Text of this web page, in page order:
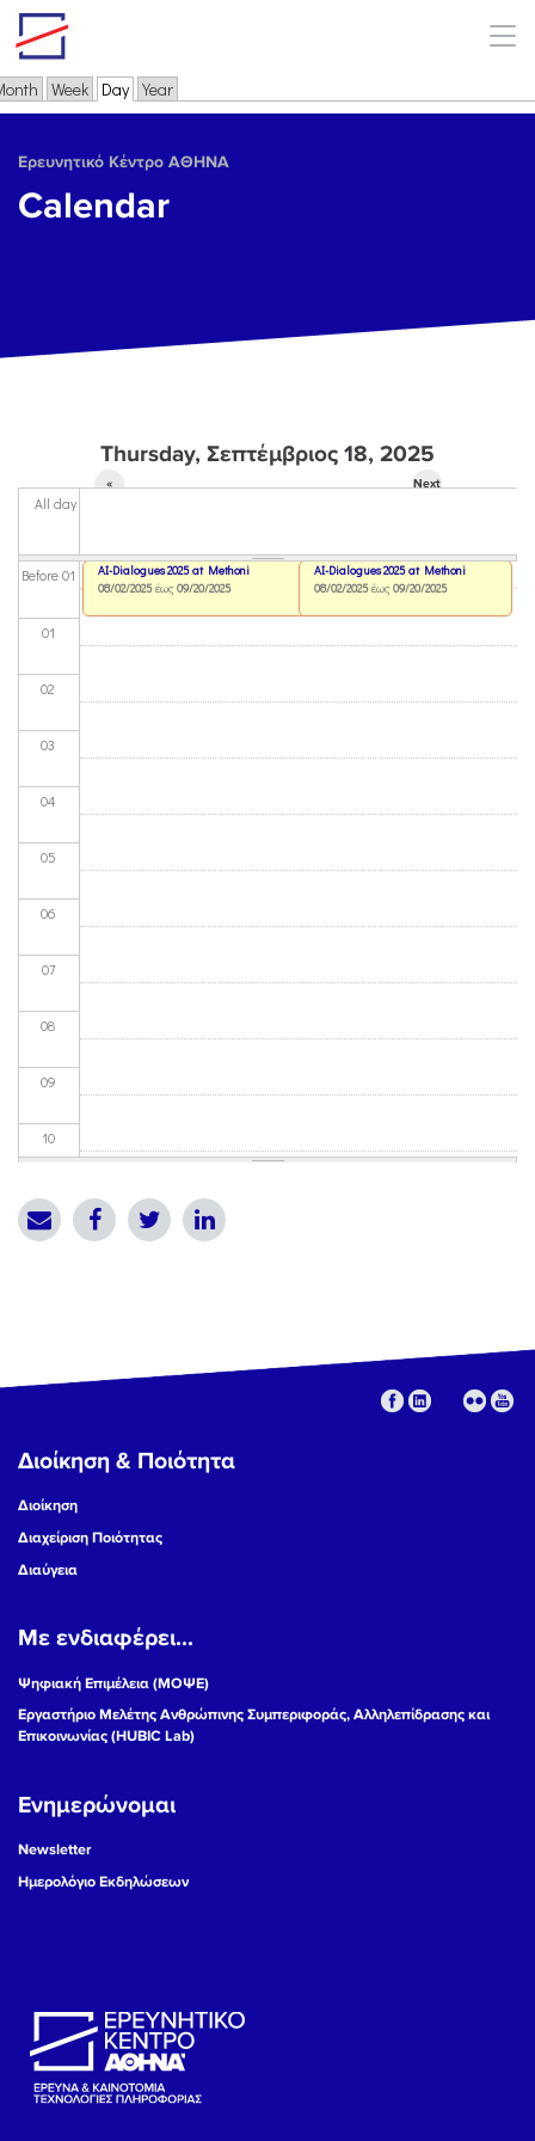
Skip to main content
Primary tabs
Week Day(active tab)
Year
Ερευνητικό Κέντρο ΑΘΗΝΑ
Calendar
Thursday, Σεπτέμβριος 18, 2025
«
Next
All day
Before 01
01
02
03
04
05
06
07
08
09
10
16
17
19
22
AI-Dialogues 2025 at Methoni
08/02/2025έως 09/20/2025
AI-Dialogues 2025 at Methoni
08/02/2025έως 09/20/2025
Διοίκηση & Ποιότητα
Διοίκηση
Διαχείριση Ποιότητας
Διαύγεια
Με ενδιαφέρει...
Ψηφιακή Επιμέλεια (ΜΟΨΕ)
Εργαστήριο Μελέτης Ανθρώπινης Συμπεριφοράς, Αλληλεπίδρασης και
Επικοινωνίας (HUBIC Lab)
Ενημερώνομαι
Newsletter
Ημερολόγιο Εκδηλώσεων